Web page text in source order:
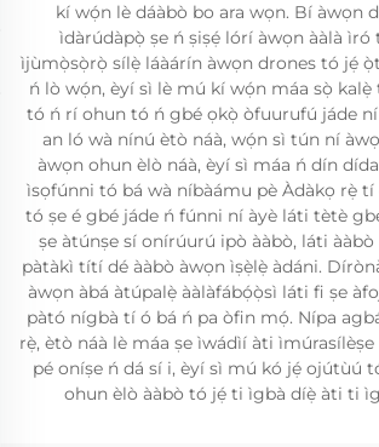
kí wọ́n lè dáàbò bo ara wọn. Bí àwọn
ìdàrúdàpọ̀ ṣe ń ṣiṣẹ́ lórí àwọn ààlà ìró
ìjùmọ̀sọ̀rọ̀ sílẹ̀ láàárín àwọn drones tó jẹ́
ń lò wọ́n, èyí sì lè mú kí wọ́n máa sọ̀
tó ń rí ohun tó ń gbé ọkọ̀ òfuurufú jáde
an ló wà nínú ètò náà, wọ́n sì tún ní
àwọn ohun èlò náà, èyí sì máa ń dín
ìsọfúnni tó bá wà níbàámu pè Àdàkọ rẹ̀ tí
tó ṣe é gbé jáde ń fúnni ní àyè láti tètè
ṣe àtúnṣe sí onírúurú ipò ààbò, láti
pàtàkì títí dé ààbò àwọn ìṣẹ̀lẹ̀ àdáni.
àwọn àbá àtúpalẹ̀ ààlàfábọ́ọ̀sì láti fi ṣe
pàtó nígbà tí ó bá ń pa òfin mọ́. Nípa
rẹ̀, ètò náà lè máa ṣe ìwádìí àti
pé oníṣe ń dá sí i, èyí sì mú kó jẹ́ ojútùú
ohun èlò ààbò tó jẹ́ ti ìgbà díẹ̀ àti ti